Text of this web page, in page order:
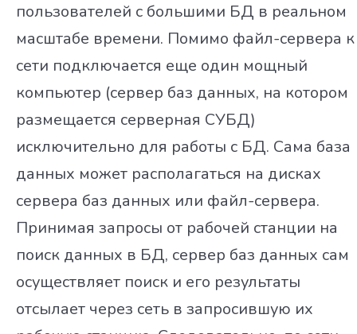
пользователей с большими БД в реальном
масштабе времени. Помимо файл-сервера к
сети подключается еще один мощный
компьютер (сервер баз данных, на котором
размещается серверная СУБД)
исключительно для работы с БД. Сама база
данных может располагаться на дисках
сервера баз данных или файл-сервера.
Принимая запросы от рабочей станции на
поиск данных в БД, сервер баз данных сам
осуществляет поиск и его результаты
отсылает через сеть в запросившую их